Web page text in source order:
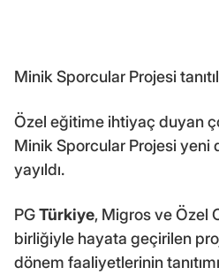
Minik Sporcular Projesi
Özel eğitime ihtiyaç duyan
Minik Sporcular Projesi yeni
yayıldı.
PGTürkiye, Migros ve Özel
birliğiyle hayata geçirilen
dönem faaliyetlerinin